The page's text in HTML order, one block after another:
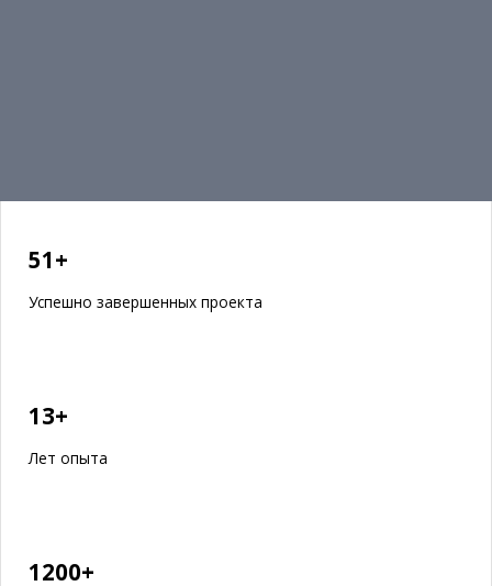
51+
Успешно завершенных проекта
13+
Лет опыта
1200+